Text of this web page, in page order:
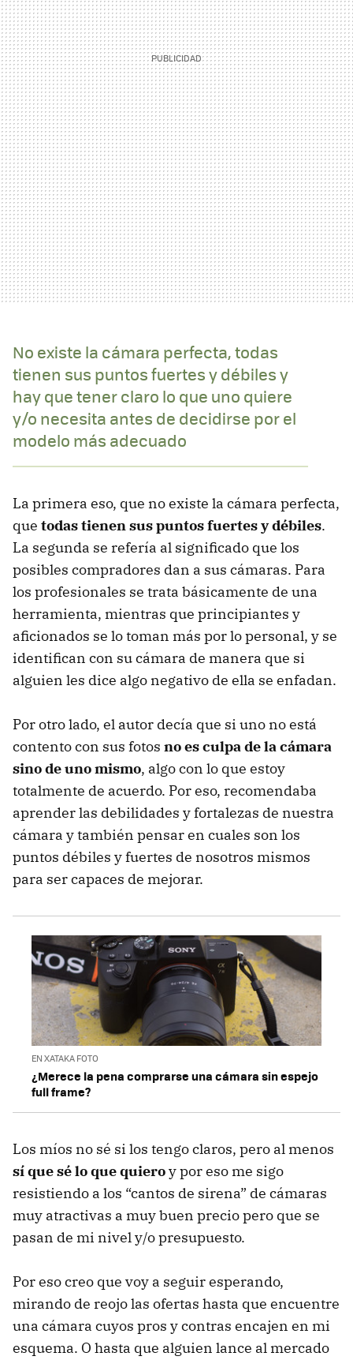
No existe la cámara perfecta, todas
tienen sus puntos fuertes y débiles y
hay que tener claro lo que uno quiere
y/o necesita antes de decidirse por el
modelo más adecuado
La primera eso, que no existe la cámara perfecta,
que todas tienen sus puntos fuertes y débiles.
La segunda se refería al significado que los
posibles compradores dan a sus cámaras. Para
los profesionales se trata básicamente de una
herramienta, mientras que principiantes y
aficionados se lo toman más por lo personal, y se
identifican con su cámara de manera que si
alguien les dice algo negativo de ella se enfadan.
Por otro lado, el autor decía que si uno no está
contento con sus fotos no es culpa de la cámara
sino de uno mismo, algo con lo que estoy
totalmente de acuerdo. Por eso, recomendaba
aprender las debilidades y fortalezas de nuestra
cámara y también pensar en cuales son los
puntos débiles y fuertes de nosotros mismos
para ser capaces de mejorar.
EN XATAKA FOTO
¿Merece la pena comprarse una cámara sin espejo
full frame?
Los míos no sé si los tengo claros, pero al menos
sí que sé lo que quieroy por eso me sigo
resistiendo a los “cantos de sirena” de cámaras
muy atractivas a muy buen precio pero que se
pasan de mi nivel y/o presupuesto.
Por eso creo que voy a seguir esperando,
mirando de reojo las ofertas hasta que encuentre
una cámara cuyos pros y contras encajen en mi
esquema. O hasta que alguien lance al mercado